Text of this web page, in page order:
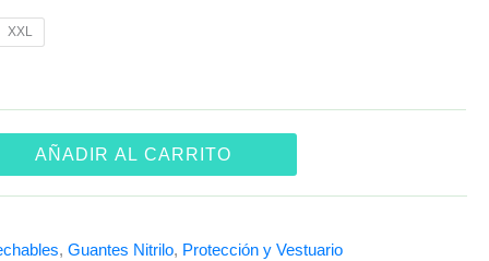
XXL
AÑADIR AL CARRITO
,Guantes Nitrilo, Protección y Vestuario